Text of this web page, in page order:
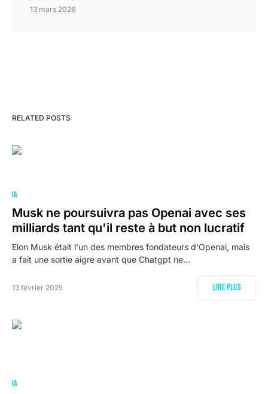
13 mars 2026
RELATED POSTS
IA
Musk ne poursuivra pas Openai avec ses
milliards tant qu'il reste à but non lucratif
Elon Musk était l'un des membres fondateurs d'Openai, mais
a fait une sortie aigre avant que Chatgpt ne…
13 février 2025 Lire plus
IA